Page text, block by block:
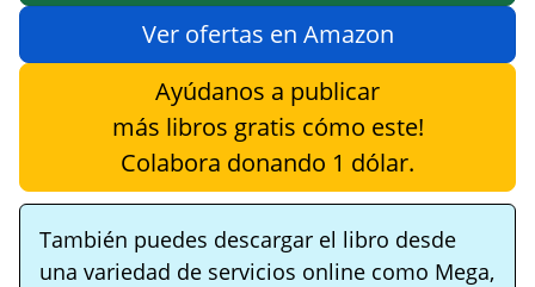
Ver ofertas en Amazon
Ayúdanos a publicar
más libros gratis cómo este!
Colabora donando 1 dólar.
También puedes descargar el libro desde
una variedad de servicios online como Mega,